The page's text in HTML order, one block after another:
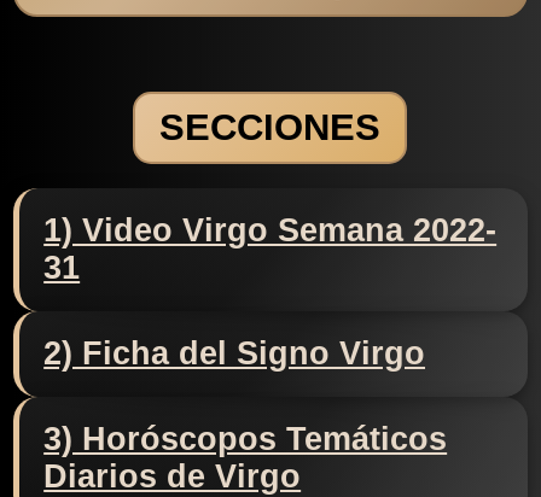
SECCIONES
1) Video Virgo Semana 2022-
31
2) Ficha del Signo Virgo
3) Horóscopos Temáticos
Diarios de Virgo